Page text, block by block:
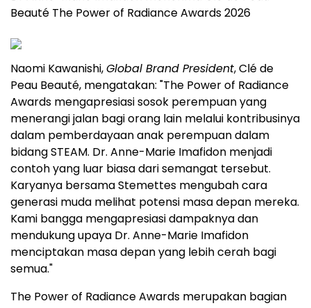
Beauté The Power of Radiance Awards 2026
Naomi Kawanishi,Global Brand President, Clé de
Peau Beauté, mengatakan: "The Power of Radiance
Awards mengapresiasi sosok perempuan yang
menerangi jalan bagi orang lain melalui kontribusinya
dalam pemberdayaan anak perempuan dalam
bidang STEAM. Dr. Anne-Marie Imafidon menjadi
contoh yang luar biasa dari semangat tersebut.
Karyanya bersama Stemettes mengubah cara
generasi muda melihat potensi masa depan mereka.
Kami bangga mengapresiasi dampaknya dan
mendukung upaya Dr. Anne-Marie Imafidon
menciptakan masa depan yang lebih cerah bagi
semua."
The Power of Radiance Awards merupakan bagian